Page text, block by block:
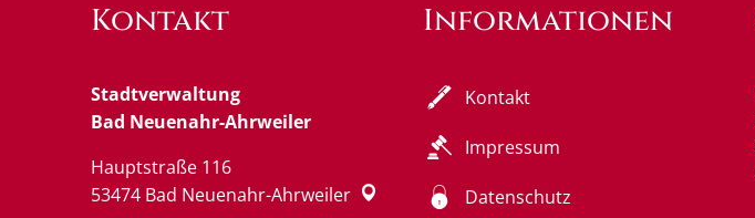
Kontakt
Stadtverwaltung
Bad Neuenahr-Ahrweiler
Hauptstraße 116
53474 Bad Neuenahr-Ahrweiler
Informationen
Kontakt
Impressum
Datenschutz